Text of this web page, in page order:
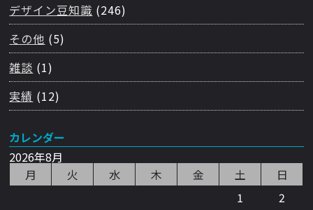
デザイン豆知識 (246)
その他 (5)
雑談 (1)
実績 (12)
カレンダー
2026年8月
月
火 水 木 金 土 日
1
2